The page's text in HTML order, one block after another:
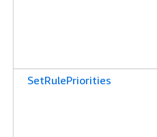
SetRulePriorities